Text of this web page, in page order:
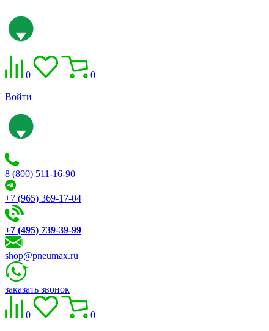
0 0
Войти
8 (800) 511-16-90
+7 (965) 369-17-04
+7 (495) 739-39-99
shop@pneumax.ru
заказать звонок
0 0